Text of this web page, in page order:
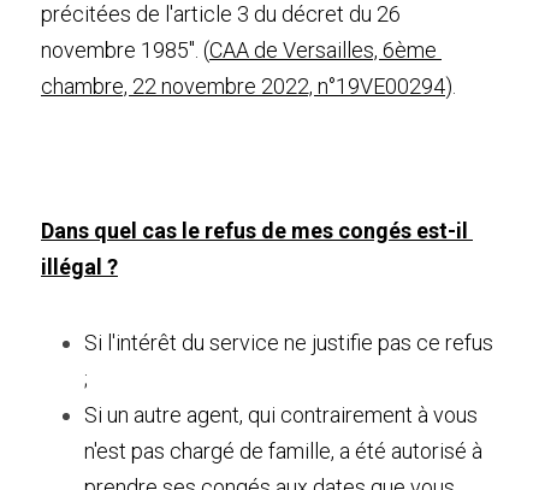
précitées de l'article 3 du décret du 26
novembre 1985". (CAA de Versailles, 6ème
chambre, 22 novembre 2022, n°19VE00294).
Dans quel cas le refus de mes congés est-il
illégal ?
Si l'intérêt du service ne justifie pas ce refus
;
Si un autre agent, qui contrairement à vous
n'est pas chargé de famille, a été autorisé à